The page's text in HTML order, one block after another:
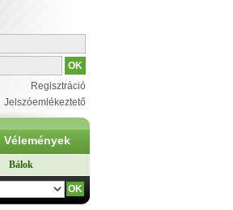
Regisztráció
Jelszóemlékeztető
Vélemények
Bálok